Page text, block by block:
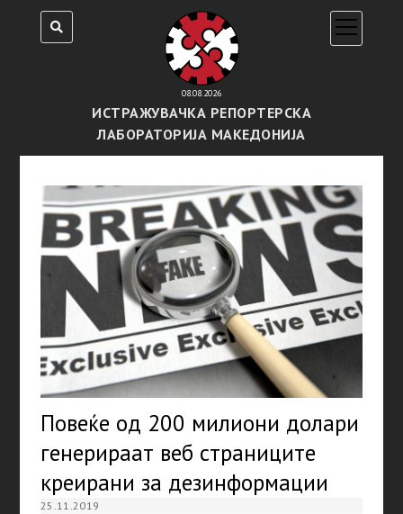
08.08.2026
ИСТРАЖУВАЧКА РЕПОРТЕРСКА
ЛАБОРАТОРИЈА МАКЕДОНИЈА
open
menu
Повеќе од 200 милиони долари
генерираат веб страниците
креирани за дезинформации
25.11.2019